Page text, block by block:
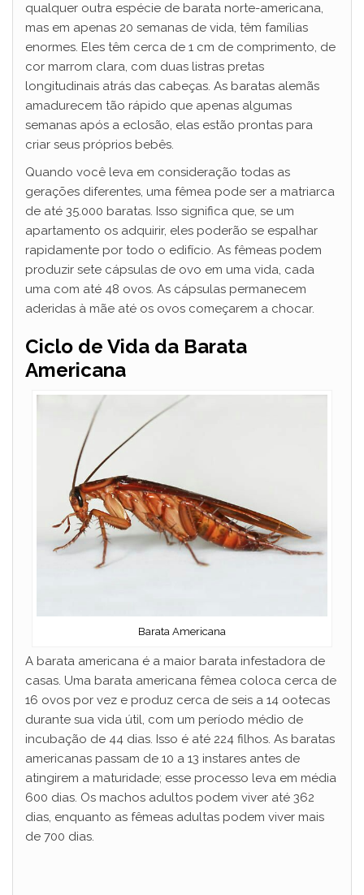
qualquer outra espécie de barata norte-americana,
mas em apenas 20 semanas de vida, têm famílias
enormes. Eles têm cerca de 1 cm de comprimento, de
cor marrom clara, com duas listras pretas
longitudinais atrás das cabeças. As baratas alemãs
amadurecem tão rápido que apenas algumas
semanas após a eclosão, elas estão prontas para
criar seus próprios bebês.
Quando você leva em consideração todas as
gerações diferentes, uma fêmea pode ser a matriarca
de até 35.000 baratas. Isso significa que, se um
apartamento os adquirir, eles poderão se espalhar
rapidamente por todo o edifício. As fêmeas podem
produzir sete cápsulas de ovo em uma vida, cada
uma com até 48 ovos. As cápsulas permanecem
aderidas à mãe até os ovos começarem a chocar.
Ciclo de Vida da Barata
Americana
Barata Americana
A barata americana é a maior barata infestadora de
casas. Uma barata americana fêmea coloca cerca de
16 ovos por vez e produz cerca de seis a 14 ootecas
durante sua vida útil, com um período médio de
incubação de 44 dias. Isso é até 224 filhos. As baratas
americanas passam de 10 a 13 instares antes de
atingirem a maturidade; esse processo leva em média
600 dias. Os machos adultos podem viver até 362
dias, enquanto as fêmeas adultas podem viver mais
de 700 dias.